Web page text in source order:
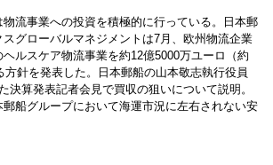
流事業への投資を積極的に行っている。日本郵
グローバルマネジメントは7月、欧州物流企業
ルスケア物流事業を約12億5000万ユーロ（約
方針を発表した。日本郵船の山本敬志執行役員
決算発表記者会見で買収の狙いについて説明。
郵船グループにおいて海運市況に左右されない安